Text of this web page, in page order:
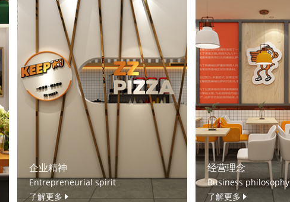
企业精神
Entrepreneurial spirit
了解更多
经营理念
Business philosophy
了解更多